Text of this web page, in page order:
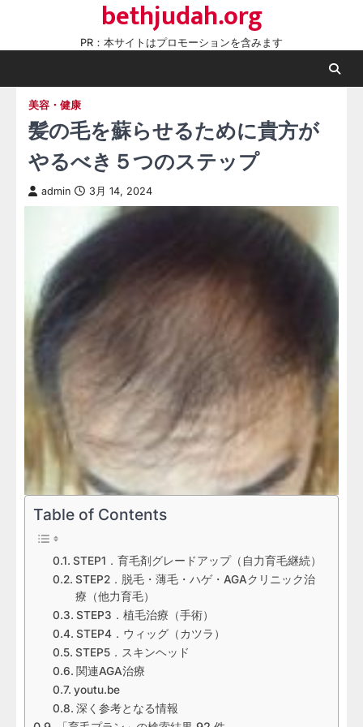
content
bethjudah.org
PR：本サイトはプロモーションを含みます
美容・健康
髪の毛を蘇らせるために貴方が
やるべき５つのステップ
admin 3月 14, 2024
Table of Contents
STEP1．育毛剤グレードアップ（自力育毛継続）
STEP2．脱毛・薄毛・ハゲ・AGAクリニック治
療（他力育毛）
STEP3．植毛治療（手術）
STEP4．ウィッグ（カツラ）
STEP5．スキンヘッド
関連AGA治療
youtu.be
深く参考となる情報